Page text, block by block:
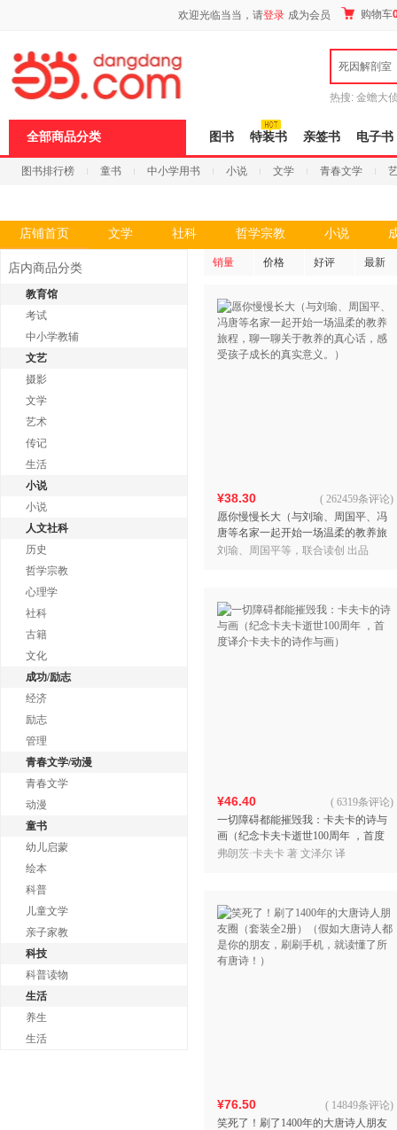
欢迎光临当当，请登录 成为会员 购物车
死因解剖室
热搜: 金蟾大
全部商品分类 图书 特装书 亲签书 电子书
图书排行榜 童书 中小学用书 小说 文学 青春文学
店铺首页 文学 社科 哲学宗教 小说
店内商品分类
教育馆
考试
中小学教辅
文艺
摄影
文学
艺术
传记
生活
小说
小说
人文社科
历史
哲学宗教
心理学
社科
古籍
文化
成功/励志
经济
励志
管理
青春文学/动漫
青春文学
动漫
童书
幼儿启蒙
绘本
科普
儿童文学
亲子家教
科技
科普读物
生活
养生
生活
销量 价格 好评 最新
¥38.30
愿你慢慢长大（与刘瑜、周国平、冯
唐等名家一起开始一场温柔的教养旅
程，聊一聊关于教养的真心话，感受
( 262459条评论)
刘瑜、周国平等，联合读创 出品
¥46.40
一切障碍都能摧毁我：卡夫卡的诗与
画（纪念卡夫卡逝世100周年 ，首度
译介卡夫卡的诗作与画）
( 6319条评论)
弗朗茨·卡夫卡 著 文泽尔 译
¥76.50
笑死了！刷了1400年的大唐诗人朋友
( 14849条评论)
页
浪
键
打